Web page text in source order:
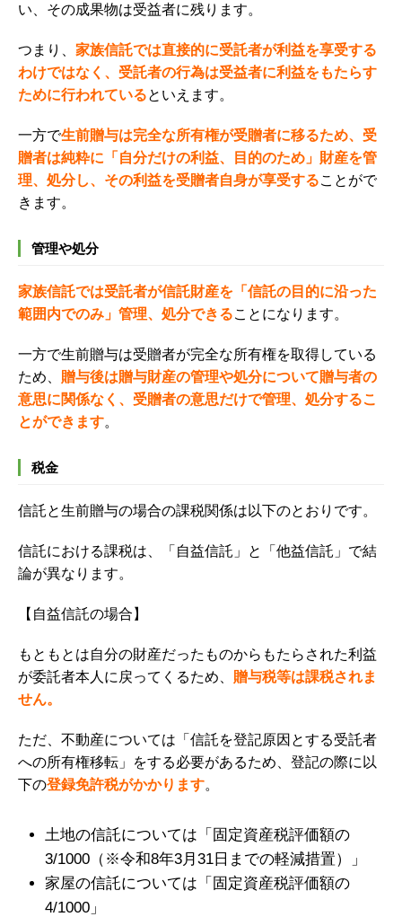
い、その成果物は受益者に残ります。
つまり、 家族信託では直接的に受託者が利益を享受する
わけではなく、受託者の行為は受益者に利益をもたらす
ために行われているといえます。
一方で生前贈与は完全な所有権が受贈者に移るため、受
贈者は純粋に「自分だけの利益、目的のため」財産を管
理、処分し、その利益を受贈者自身が享受することがで
きます。
管理や処分
家族信託では受託者が信託財産を「信託の目的に沿った
範囲内でのみ」管理、処分できることになります。
一方で生前贈与は受贈者が完全な所有権を取得している
ため、 贈与後は贈与財産の管理や処分について贈与者の
意思に関係なく、 受贈者の意思だけで管理、処分するこ
とができます。
税金
信託と生前贈与の場合の課税関係は以下のとおりです。
信託における課税は、「自益信託」と「他益信託」で結
論が異なります。
【自益信託の場合】
もともとは自分の財産だったものからもたらされた利益
が委託者本人に戻ってくるため、 贈与税等は課税されま
せん。
ただ、不動産については「信託を登記原因とする受託者
への所有権移転」をする必要があるため、登記の際に以
下の登録免許税がかかります。
土地の信託については「固定資産税評価額の
3/1000（※令和8年3月31日までの軽減措置）」
家屋の信託については「固定資産税評価額の
4/1000」